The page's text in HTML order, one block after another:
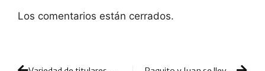
Los comentarios están cerrados.